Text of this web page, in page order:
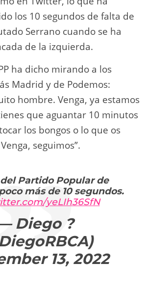
los 10 segundos de falta de
Serrano cuando se ha
de la izquierda.
ha dicho mirando a los
Madrid y de Podemos:
hombre. Venga, ya estamos
que aguantar 10 minutos
los bongos o lo que os
seguimos”.
Partido Popular de
más de 10 segundos.
yeLIh36SfN
Diego ?
13, 2022